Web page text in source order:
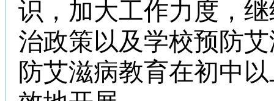
识，加大工作力度，
治政策以及学校预防
防艾滋病教育在初中